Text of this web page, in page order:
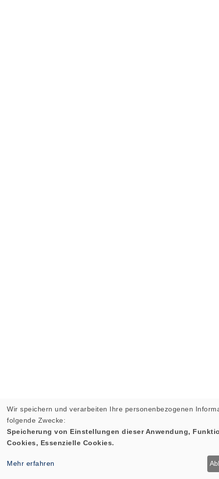
Wir speichern und verarbeiten Ihre personenbezogenen
folgende Zwecke:
Speicherung von Einstellungen dieser Anwendung,
Cookies, Essenzielle Cookies.
Mehr erfahren